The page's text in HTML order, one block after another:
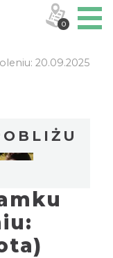
20.09.2025
0